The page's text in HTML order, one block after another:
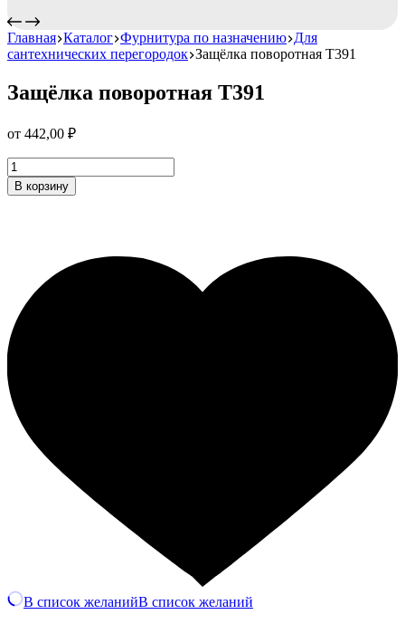
Главная Каталог Фурнитура по назначению Для
сантехнических перегородок Защёлка поворотная T391
Защёлка поворотная T391
от 442,00 ₽
Защёлка
поворотная
T391
В корзину
В список желанийВ список желаний